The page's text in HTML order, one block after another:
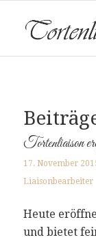
Tortenliaison
17. November
Liaisonbearbeiter
Heute
und bietet